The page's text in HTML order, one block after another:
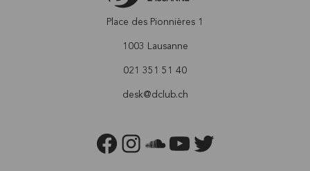
Place des Pionnières 1
1003 Lausanne
021 351 51 40
desk@dclub.ch
FACEBOOKINSTAGRAM
SOUNDCLOUD
YOUTUBETWITTER